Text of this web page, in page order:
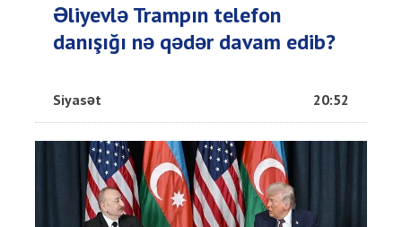
Əliyevlə Trampın telefon
danışığı nə qədər davam edib?
Siyasət 20:52